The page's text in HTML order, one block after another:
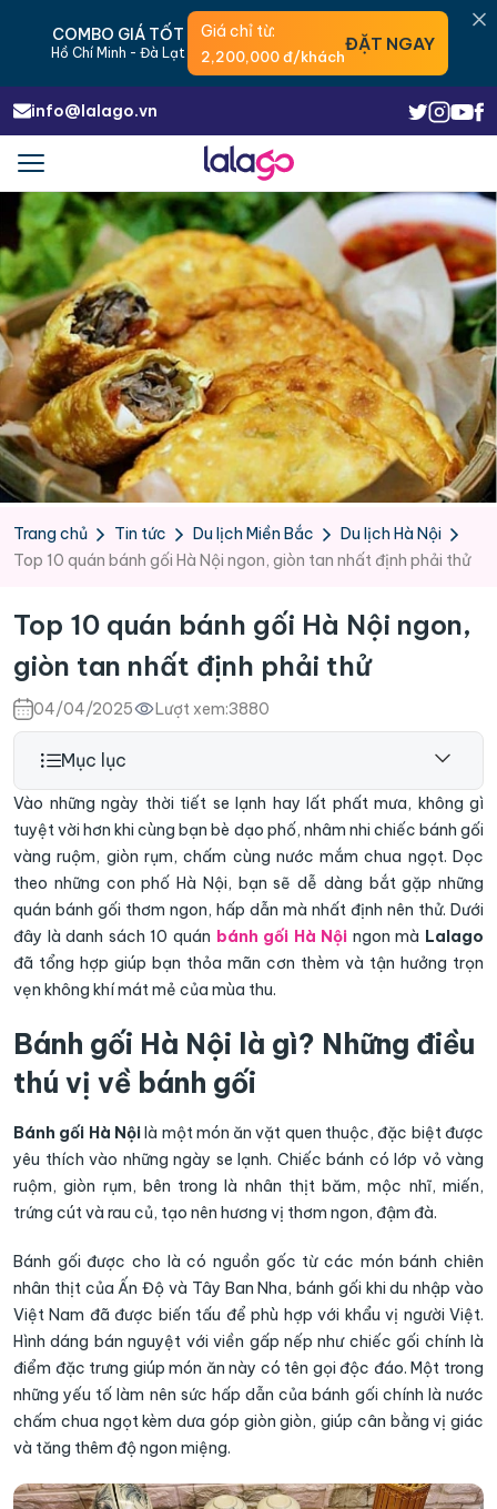
COMBO GIÁ TỐT
Hồ Chí Minh - Đà Lạt
Giá chỉ từ:
2,200,000 đ/khách
ĐẶT NGAY
info@lalago.vn
Menu
Trigger
Trang chủ Tin tức Du lịch Miền Bắc
Du lịch Hà Nội
Top 10 quán bánh gối Hà Nội ngon, giòn tan nhất định phải thử
Top 10 quán bánh gối Hà Nội ngon,
giòn tan nhất định phải thử
04/04/2025 Lượt xem:3880
Mục lục
Vào những ngày thời tiết se lạnh hay lất phất mưa, không gì
tuyệt vời hơn khi cùng bạn bè dạo phố, nhâm nhi chiếc bánh gối
vàng ruộm, giòn rụm, chấm cùng nước mắm chua ngọt. Dọc
theo những con phố Hà Nội, bạn sẽ dễ dàng bắt gặp những
quán bánh gối thơm ngon, hấp dẫn mà nhất định nên thử. Dưới
đây là danh sách 10 quán bánh gối Hà Nội ngon mà Lalago
đã tổng hợp giúp bạn thỏa mãn cơn thèm và tận hưởng trọn
vẹn không khí mát mẻ của mùa thu.
Bánh gối Hà Nội là gì? Những điều
thú vị về bánh gối
Bánh gối Hà Nộilà một món ăn vặt quen thuộc, đặc biệt được
yêu thích vào những ngày se lạnh. Chiếc bánh có lớp vỏ vàng
ruộm, giòn rụm, bên trong là nhân thịt băm, mộc nhĩ, miến,
trứng cút và rau củ, tạo nên hương vị thơm ngon, đậm đà.
Bánh gối được cho là có nguồn gốc từ các món bánh chiên
nhân thịt của Ấn Độ và Tây Ban Nha, bánh gối khi du nhập vào
Việt Nam đã được biến tấu để phù hợp với khẩu vị người Việt.
Hình dáng bán nguyệt với viền gấp nếp như chiếc gối chính là
điểm đặc trưng giúp món ăn này có tên gọi độc đáo. Một trong
những yếu tố làm nên sức hấp dẫn của bánh gối chính là nước
chấm chua ngọt kèm dưa góp giòn giòn, giúp cân bằng vị giác
và tăng thêm độ ngon miệng.